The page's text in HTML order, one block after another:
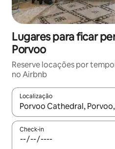
Lugares para ficar
Porvoo
Reserve locações por
no Airbnb
Localização
Quando os resultados
Check-in